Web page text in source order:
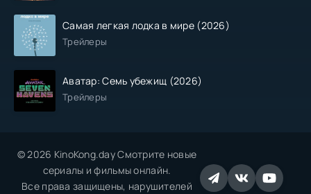
Самая легкая лодка в мире (2026)
Трейлеры
Аватар: Семь убежищ (2026)
Трейлеры
© 2026 KinoKong.day Смотрите новые
сериалы и фильмы онлайн.
Все права защищены, нарушителей